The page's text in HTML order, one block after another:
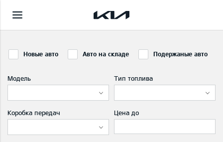
Новые авто Авто на складе Подержаные авто
Модель Тип топлива
Коробка передач Цена до